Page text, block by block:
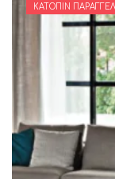
ΚΑΤΌΠΙΝ